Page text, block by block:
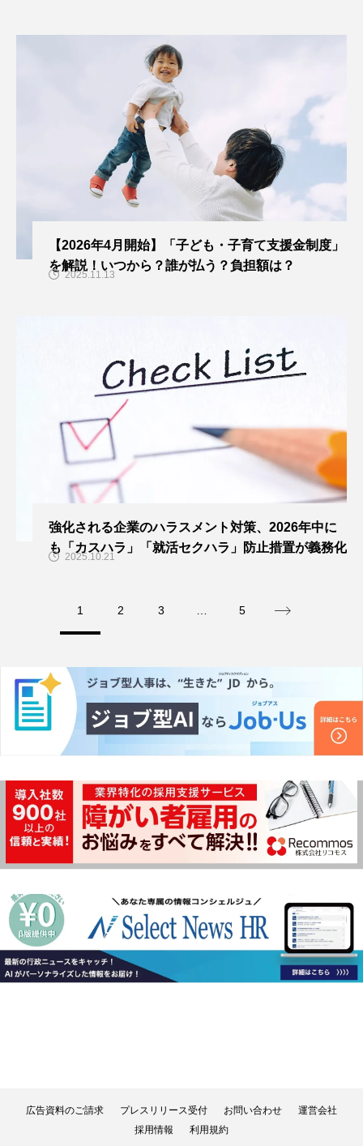
【2026年4月開始】「子ども・子育て支援金制度」
を解説！いつから？誰が払う？負担額は？
2025.11.13
強化される企業のハラスメント対策、2026年中に
も「カスハラ」「就活セクハラ」防止措置が義務化
2025.10.21
1 2 3 5
広告資料のご請求 プレスリリース受付 お問い合わせ
運営会社
採用情報
利用規約